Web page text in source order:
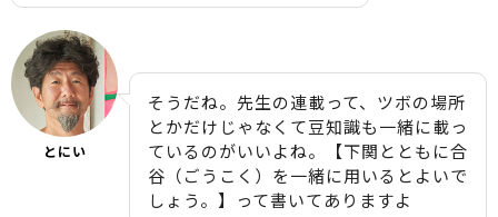
とにい
そうだね。先生の連載って、ツボの場所
とかだけじゃなくて豆知識も一緒に載っ
ているのがいいよね。【下関とともに合
谷（ごうこく）を一緒に用いるとよいで
しょう。】って書いてありますよ